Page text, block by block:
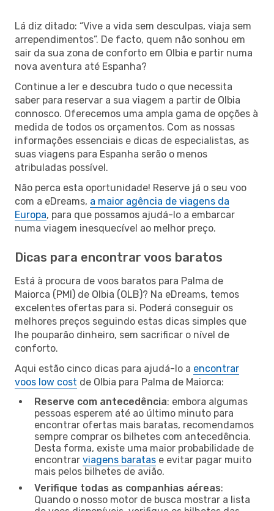
Lá diz ditado: “Vive a vida sem desculpas, viaja sem
arrependimentos”. De facto, quem não sonhou em
sair da sua zona de conforto em Olbia e partir numa
nova aventura até Espanha?
Continue a ler e descubra tudo o que necessita
saber para reservar a sua viagem a partir de Olbia
connosco. Oferecemos uma ampla gama de opções à
medida de todos os orçamentos. Com as nossas
informações essenciais e dicas de especialistas, as
suas viagens para Espanha serão o menos
atribuladas possível.
Não perca esta oportunidade! Reserve já o seu voo
com a eDreams, a maior agência de viagens da
Europa, para que possamos ajudá-lo a embarcar
numa viagem inesquecível ao melhor preço.
Dicas para encontrar voos baratos
Está à procura de voos baratos para Palma de
Maiorca (PMI) de Olbia (OLB)? Na eDreams, temos
excelentes ofertas para si. Poderá conseguir os
melhores preços seguindo estas dicas simples que
lhe pouparão dinheiro, sem sacrificar o nível de
conforto.
Aqui estão cinco dicas para ajudá-lo a encontrar
voos low cost de Olbia para Palma de Maiorca:
Reserve com antecedência: embora algumas
pessoas esperem até ao último minuto para
encontrar ofertas mais baratas, recomendamos
sempre comprar os bilhetes com antecedência.
Desta forma, existe uma maior probabilidade de
encontrar viagens baratas e evitar pagar muito
mais pelos bilhetes de avião.
Verifique todas as companhias aéreas:
Quando o nosso motor de busca mostrar a lista